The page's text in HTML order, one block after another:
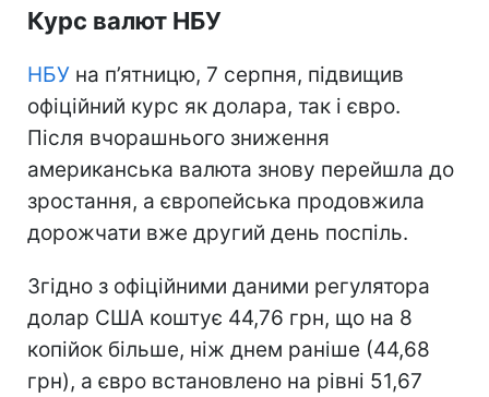
Курс валют НБУ
НБУ на п’ятницю, 7 серпня, підвищив
офіційний курс як долара, так і євро.
Після вчорашнього зниження
американська валюта знову перейшла до
зростання, а європейська продовжила
дорожчати вже другий день поспіль.
Згідно з офіційними даними регулятора
долар США коштує 44,76 грн, що на 8
копійок більше, ніж днем раніше (44,68
грн), а євро встановлено на рівні 51,67